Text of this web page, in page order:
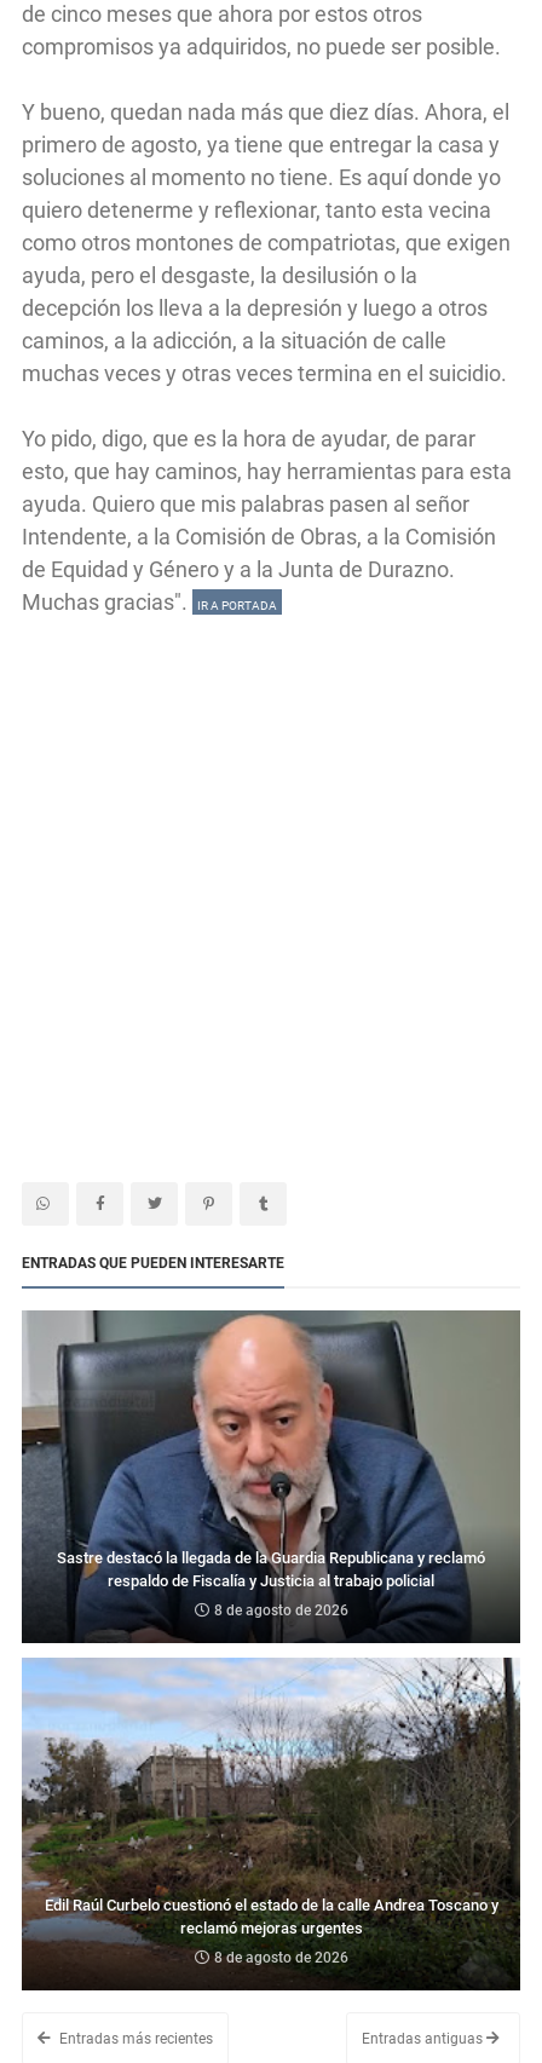
de cinco meses que ahora por estos otros
compromisos ya adquiridos, no puede ser posible.
Y bueno, quedan nada más que diez días. Ahora, el
primero de agosto, ya tiene que entregar la casa y
soluciones al momento no tiene. Es aquí donde yo
quiero detenerme y reflexionar, tanto esta vecina
como otros montones de compatriotas, que exigen
ayuda, pero el desgaste, la desilusión o la
decepción los lleva a la depresión y luego a otros
caminos, a la adicción, a la situación de calle
muchas veces y otras veces termina en el suicidio.
Yo pido, digo, que es la hora de ayudar, de parar
esto, que hay caminos, hay herramientas para esta
ayuda. Quiero que mis palabras pasen al señor
Intendente, a la Comisión de Obras, a la Comisión
de Equidad y Género y a la Junta de Durazno.
Muchas gracias".
IR A PORTADA
ENTRADAS QUE PUEDEN INTERESARTE
Sastre destacó la llegada de la Guardia Republicana y reclamó
respaldo de Fiscalía y Justicia al trabajo policial
8 de agosto de 2026
Edil Raúl Curbelo cuestionó el estado de la calle Andrea Toscano y
reclamó mejoras urgentes
8 de agosto de 2026
Entradas más recientes Entradas antiguas